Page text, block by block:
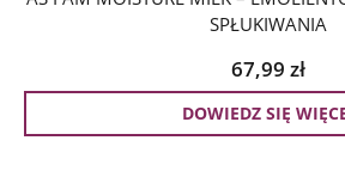
SPŁUKIWANIA
67,99 zł
DOWIEDZ SIĘ